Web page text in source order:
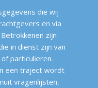
die wij
en via
zijn
in dienst zijn van
particulieren.
een traject wordt
vragenlijsten,